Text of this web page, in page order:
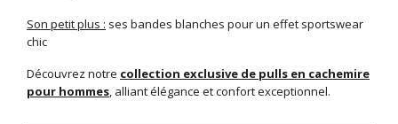
Son petit plus : ses bandes blanches pour un effet sportswear
chic
Découvrez notre collection exclusive de pulls en cachemire
pour hommes, alliant élégance et confort exceptionnel.